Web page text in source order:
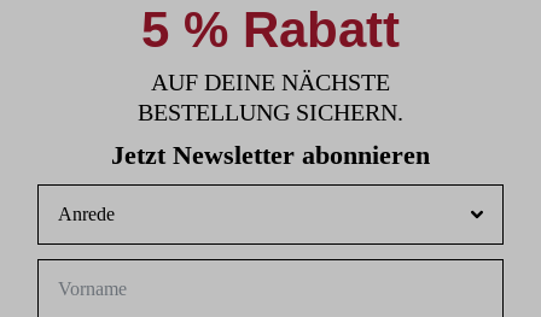
5 % Rabatt
AUF DEINE NÄCHSTE
BESTELLUNG SICHERN.
Jetzt Newsletter abonnieren